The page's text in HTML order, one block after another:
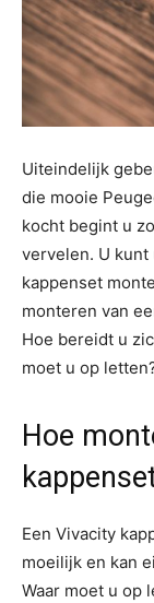
Uiteindelijk
die mooie
kocht begint u
vervelen. U
kappenset
monteren van
Hoe bereidt u
moet u op
Hoe
Een Vivacity
moeilijk en kan
Waar moet u op